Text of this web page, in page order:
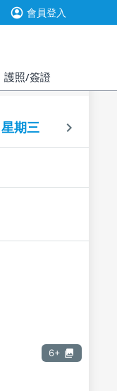
account_circle 會員登入
護照/簽證
6+